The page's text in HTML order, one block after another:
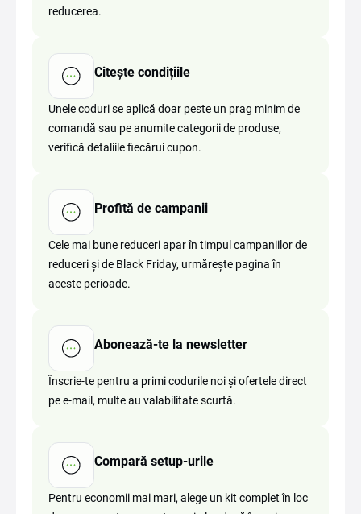
reducerea.
Citește condițiile
Unele coduri se aplică doar peste un prag minim de
comandă sau pe anumite categorii de produse,
verifică detaliile fiecărui cupon.
Profită de campanii
Cele mai bune reduceri apar în timpul campaniilor de
reduceri și de Black Friday, urmărește pagina în
aceste perioade.
Abonează-te la newsletter
Înscrie-te pentru a primi codurile noi și ofertele direct
pe e-mail, multe au valabilitate scurtă.
Compară setup-urile
Pentru economii mai mari, alege un kit complet în loc